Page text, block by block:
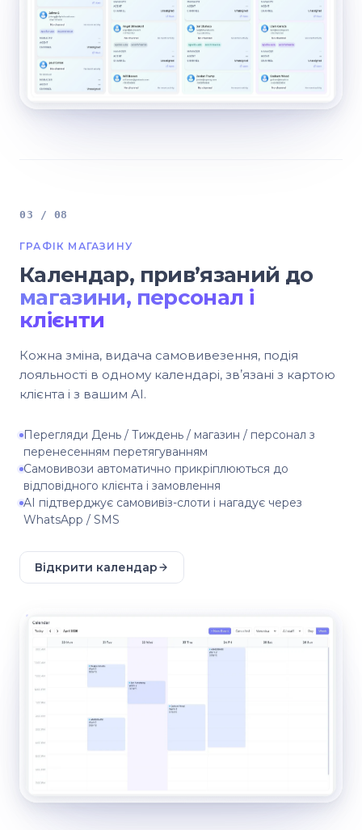
03 / 08
ГРАФІК МАГАЗИНУ
Календар, привʼязаний до
магазини, персонал і
клієнти
Кожна зміна, видача самовивезення, подія
лояльності в одному календарі, звʼязані з картою
клієнта і з вашим AI.
Перегляди День / Тиждень / магазин / персонал з
перенесенням перетягуванням
Самовивози автоматично прикріплюються до
відповідного клієнта і замовлення
AI підтверджує самовивіз-слоти і нагадує через
WhatsApp / SMS
Відкрити календар